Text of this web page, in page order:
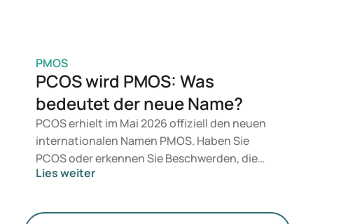
PMOS
PCOS wird PMOS: Was
bedeutet der neue Name?
PCOS erhielt im Mai 2026 offiziell den neuen
internationalen Namen PMOS. Haben Sie
PCOS oder erkennen Sie Beschwerden, die
dazu passen? Medizinisch ändert sich vorerst
Gewicht auf Hormone, den Stoffwechsel und
Lies weiter